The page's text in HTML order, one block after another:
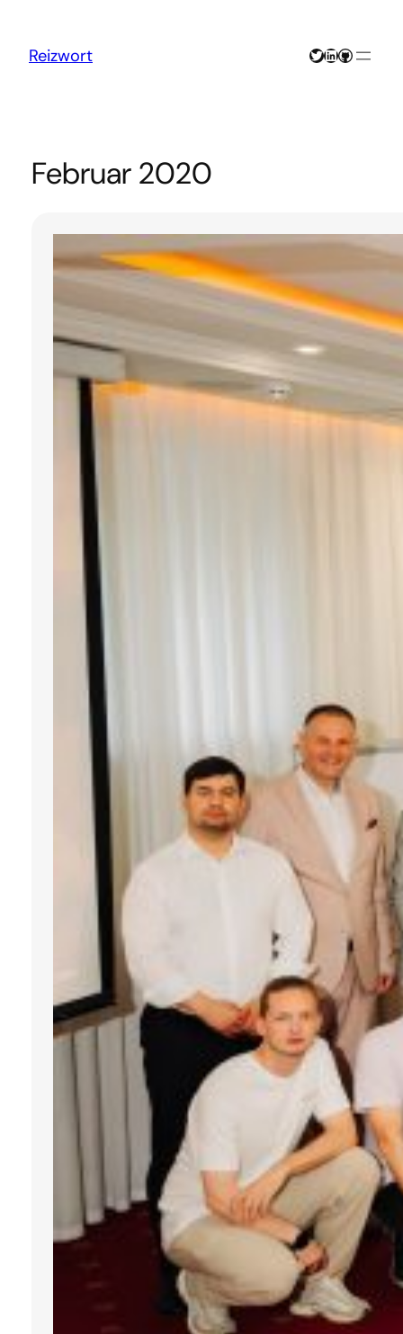
springen
Reizwort Twitter
LinkedIn
GitHub
Februar 2020